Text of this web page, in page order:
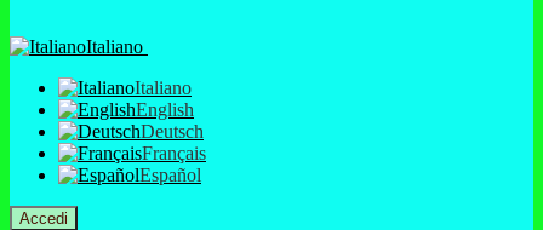
Italiano
Italiano
English
Deutsch
Français
Español
Accedi